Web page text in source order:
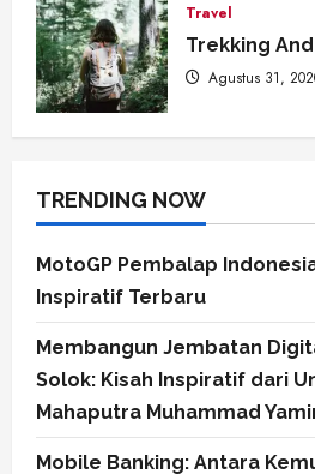
Travel
Trekking
Agustus 31,
TRENDING NOW
MotoGP Pembalap
Inspiratif Terbaru
Membangun Jembatan
Solok: Kisah Inspiratif dari
Mahaputra Muhammad
Mobile Banking: Antara